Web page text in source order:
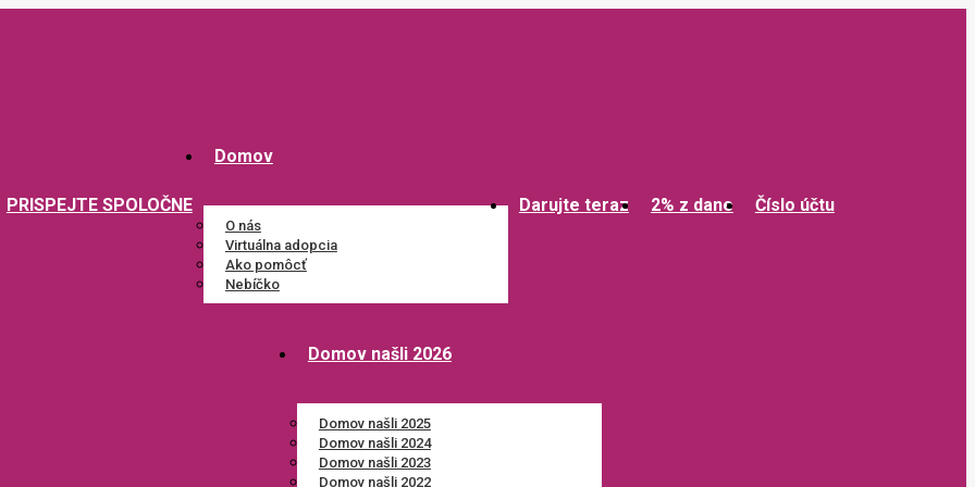
PRISPEJTE SPOLOČNE
Domov
O nás
Virtuálna adopcia
Ako pomôcť
Nebíčko
Darujte teraz 2% z dane Číslo účtu
Domov našli 2026
Domov našli 2025
Domov našli 2024
Domov našli 2023
Domov našli 2022